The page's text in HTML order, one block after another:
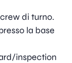
di turno.
la base
inspection